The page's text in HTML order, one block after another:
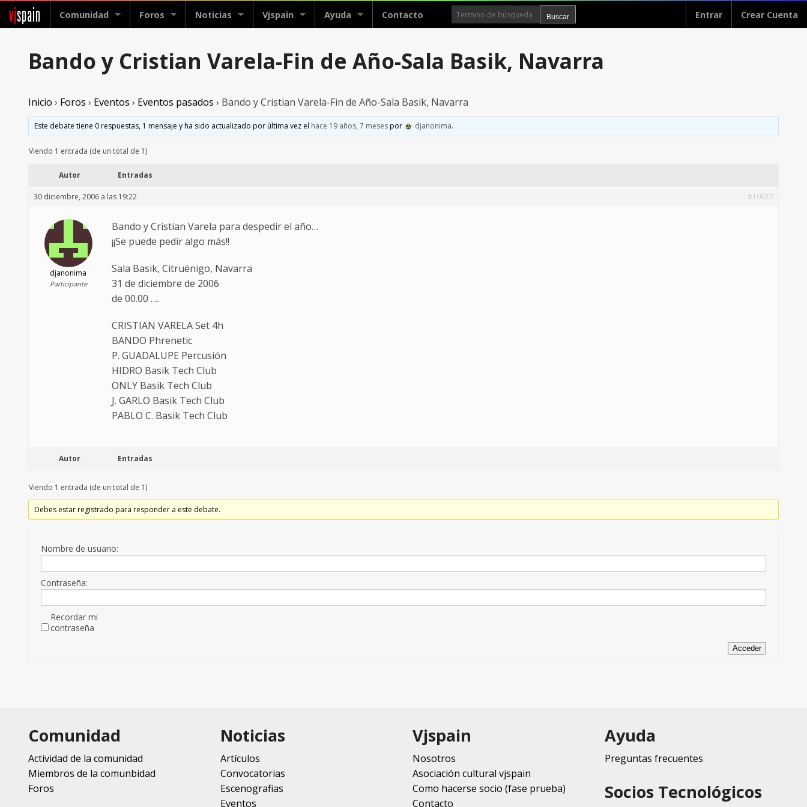
vjspain Comunidad Foros Noticias Vjspain Ayuda Contacto Entrar Crear Cuenta
Bando y Cristian Varela-Fin de Año-Sala Basik, Navarra
Inicio › Foros › Eventos › Eventos pasados › Bando y Cristian Varela-Fin de Año-Sala Basik, Navarra
Este debate tiene 0 respuestas, 1 mensaje y ha sido actualizado por última vez el hace 19 años, 7 mesespor djanonima.
Viendo 1 entrada (de un total de 1)
Autor Entradas
30 diciembre, 2006 a las 19:22 #10077
djanonima
Participante
Bando y Cristian Varela para despedir el año…
¡¡Se puede pedir algo más!!
Sala Basik, Citruénigo, Navarra
31 de diciembre de 2006
de 00.00 ….
CRISTIAN VARELA Set 4h
BANDO Phrenetic
P. GUADALUPE Percusión
HIDRO Basik Tech Club
ONLY Basik Tech Club
J. GARLO Basik Tech Club
PABLO C. Basik Tech Club
Autor Entradas
Viendo 1 entrada (de un total de 1)
Debes estar registrado para responder a este debate.
Nombre de usuario:
Contraseña:
Recordar mi
contraseña
Acceder
Comunidad
Actividad de la comunidad
Miembros de la comunbidad
Foros
Noticias
Artículos
Convocatorias
Escenografias
Eventos
Vjspain
Nosotros
Asociación cultural vjspain
Como hacerse socio (fase prueba)
Contacto
Ayuda
Preguntas frecuentes
Socios Tecnológicos